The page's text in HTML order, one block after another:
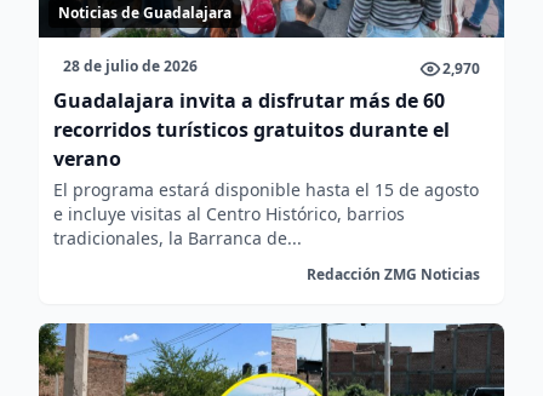
Noticias de Guadalajara
28 de julio de 2026 2,970
Guadalajara invita a disfrutar más de 60
recorridos turísticos gratuitos durante el
verano
El programa estará disponible hasta el 15 de agosto
e incluye visitas al Centro Histórico, barrios
tradicionales, la Barranca de...
Redacción ZMG Noticias